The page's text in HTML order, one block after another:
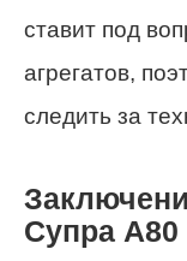
ставит под
агрегатов,
следить за
Супра A80